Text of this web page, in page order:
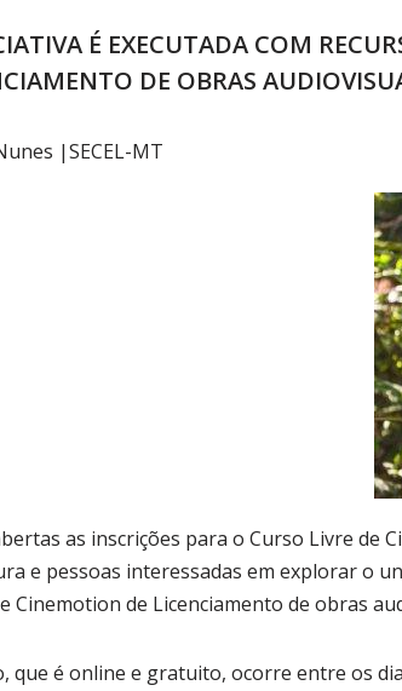
É EXECUTADA COM
DE OBRAS
|SECEL-MT
as inscrições para o Curso Livre de
e pessoas interessadas em explorar o
Cinemotion de Licenciamento de obras
que é online e gratuito, ocorre entre os